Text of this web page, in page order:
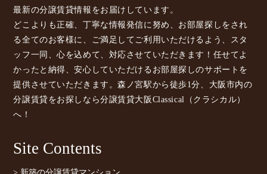
最新の分譲賃貸情報をお届けしています。
どこよりも正確、丁寧な情報発信に努め、お部屋探しをされ
る全てのお客様に、ご満足してご利用いただけるよう、スタ
ッフ一同、心を込めて、対応させていただきます！任せてよ
かったと納得、安心していただけるお部屋探しのサポートを
提供させていただきます。森ノ宮駅から徒歩1分、大阪市内の
分譲賃貸をお探しなら分譲賃貸大阪Classical（クラシカル）
へ！
Site Contents